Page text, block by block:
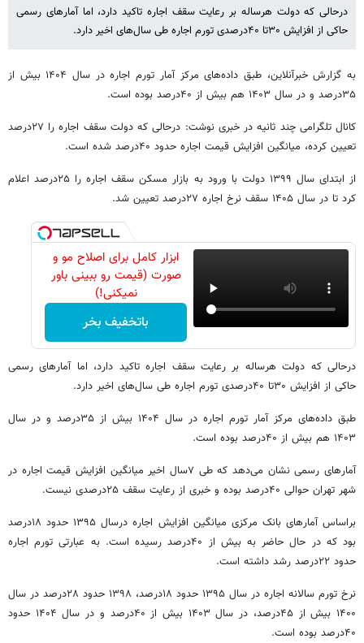
درحالی که دولت هرساله بر رعایت سقف اجاره تاکید دارد، اما آمارهای رسمی
حاکی از افزایش ۳۰تا ۴۰درصدی تورم اجاره طی سال‌های اخیر دارد.
به گزارش خبرآنلاین، طبق داده‌های مرکز آمار تورم اجاره در سال ۱۴۰۴ بیش از
۳۵درصد و در سال ۱۴۰۳ هم بیش از ۴۰درصد بوده است.
کانال تلگرامی چند ثانیه در خبری نوشت: درحالی که دولت سقف اجاره را ۲۷درصد
تعیین کرده، میانگین افزایش قیمت اجاره حدود ۴۰درصد شده است.
از ابتدای سال ۱۳۹۹ دولت با ورود به بازار مسکن سقف اجاره را ۲۵درصد اعلام
کرد تا در سال ۱۴۰۵ سقف نرخ اجاره ۲۷درصد تعیین شد.
ابزار کامل برای اصلاح مو و
صورت (قیمت رو ببینی باور
نمیکنی!)
باتخفیف بخر
درحالی که دولت هرساله بر رعایت سقف اجاره تاکید دارد، اما آمارهای رسمی
حاکی از افزایش ۳۰تا ۴۰درصدی تورم اجاره طی سال‌های اخیر دارد.
طبق داده‌های مرکز آمار تورم اجاره در سال ۱۴۰۴ بیش از ۳۵درصد و در سال
۱۴۰۳ هم بیش از ۴۰درصد بوده است.
آمارهای رسمی نشان می‌دهد که طی ۷سال اخیر میانگین افزایش قیمت اجاره در
شهر تهران حوالی ۴۰درصد بوده و خبری از رعایت سقف ۲۵درصدی نیست.
براساس آمارهای بانک مرکزی میانگین افزایش اجاره درسال ۱۳۹۵ حدود ۱۸درصد
بود که در حال حاضر به بیش از ۴۰درصد رسیده است. به عبارتی تورم اجاره
حدود ۲۲درصد رشد داشته است.
نرخ تورم سالانه اجاره در سال ۱۳۹۵ حدود ۱۸درصد، ۱۳۹۸ حدود ۲۸درصد در سال
۱۴۰۰ بیش از ۴۵درصد، در سال ۱۴۰۳ بیش از ۴۰درصد و در سال ۱۴۰۴ حدود
۴۰درصد بوده است.